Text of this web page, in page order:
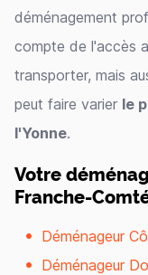
déménagement
compte de l'accès
transporter, mais
peut faire varier le
l'Yonne.
Votre
Franche-
Déménageur
Déménageur